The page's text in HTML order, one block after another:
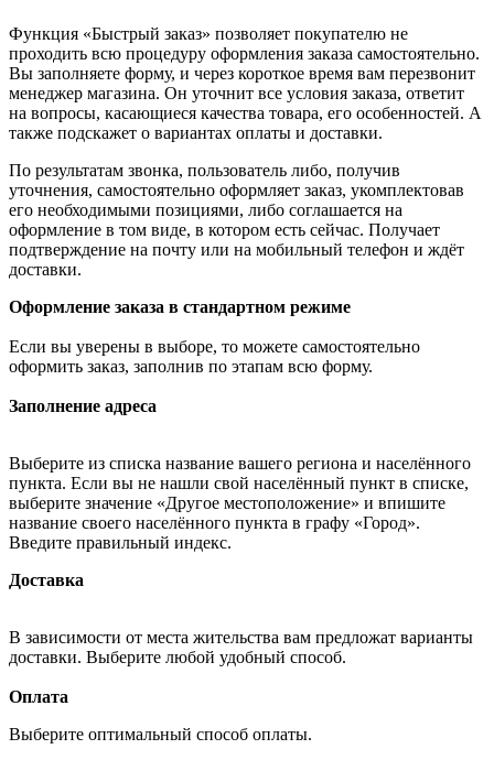
Функция «Быстрый заказ» позволяет покупателю не
проходить всю процедуру оформления заказа самостоятельно.
Вы заполняете форму, и через короткое время вам перезвонит
менеджер магазина. Он уточнит все условия заказа, ответит
на вопросы, касающиеся качества товара, его особенностей. А
также подскажет о вариантах оплаты и доставки.
По результатам звонка, пользователь либо, получив
уточнения, самостоятельно оформляет заказ, укомплектовав
его необходимыми позициями, либо соглашается на
оформление в том виде, в котором есть сейчас. Получает
подтверждение на почту или на мобильный телефон и ждёт
доставки.
Оформление заказа в стандартном режиме
Если вы уверены в выборе, то можете самостоятельно
оформить заказ, заполнив по этапам всю форму.
Заполнение адреса
Выберите из списка название вашего региона и населённого
пункта. Если вы не нашли свой населённый пункт в списке,
выберите значение «Другое местоположение» и впишите
название своего населённого пункта в графу «Город».
Введите правильный индекс.
Доставка
В зависимости от места жительства вам предложат варианты
доставки. Выберите любой удобный способ.
Оплата
Выберите оптимальный способ оплаты.